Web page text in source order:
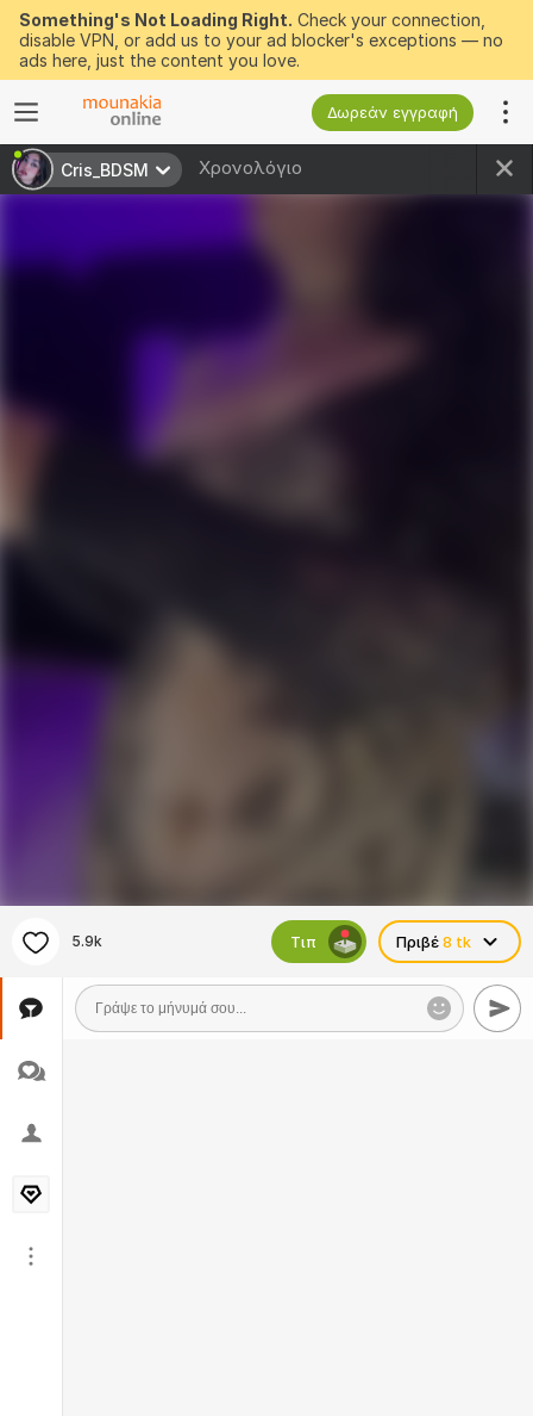
Something's Not Loading Right. Check your connection,
disable VPN, or add us to your ad blocker's exceptions — no
ads here, just the content you love.
Δωρεάν εγγραφή
Cris_BDSM Χρονολόγιο
5.9k Πριβέ8 tk
Τιπ